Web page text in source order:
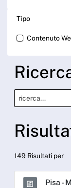
Tipo
Contenuto
149 Risultati per
Pisa -